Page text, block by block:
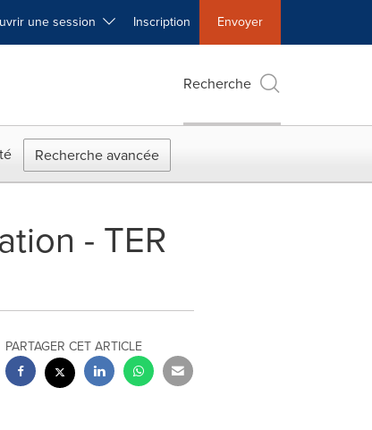
une session Inscription Envoyer
Recherche
Recherche avancée
- TER
PARTAGER CET ARTICLE